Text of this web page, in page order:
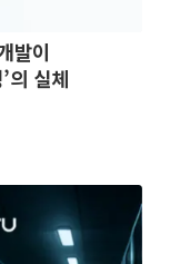
발이
의 실체